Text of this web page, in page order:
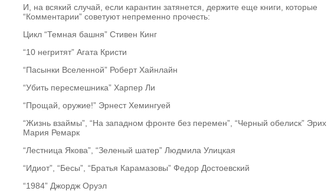
И, на всякий случай, если карантин затянется, держите еще книги, которые
“Комментарии” советуют непременно прочесть:
Цикл “Темная башня” Стивен Кинг
“10 негритят” Агата Кристи
“Пасынки Вселенной” Роберт Хайнлайн
“Убить пересмешника” Харпер Ли
“Прощай, оружие!” Эрнест Хемингуей
“Жизнь взаймы”, “На западном фронте без перемен”, “Черный обелиск” Эрих
Мария Ремарк
“Лестница Якова”, “Зеленый шатер” Людмила Улицкая
“Идиот”, “Бесы”, “Братья Карамазовы” Федор Достоевский
“1984” Джордж Оруэл